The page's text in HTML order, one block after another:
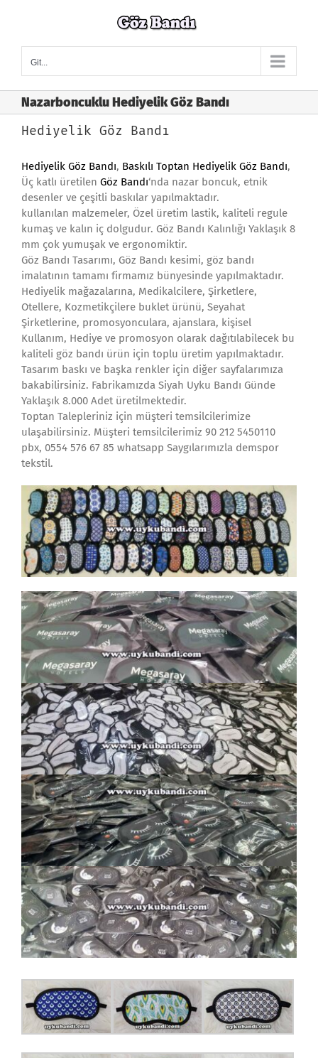
Git...
Nazarboncuklu Hediyelik Göz Bandı
Hediyelik Göz Bandı
Hediyelik Göz Bandı, Baskılı Toptan Hediyelik Göz Bandı,
Üç katlı üretilen Göz Bandı‘nda nazar boncuk, etnik
desenler ve çeşitli baskılar yapılmaktadır.
kullanılan malzemeler, Özel üretim lastik, kaliteli regule
kumaş ve kalın iç dolgudur. Göz Bandı Kalınlığı Yaklaşık 8
mm çok yumuşak ve ergonomiktir.
Göz Bandı Tasarımı, Göz Bandı kesimi, göz bandı
imalatının tamamı firmamız bünyesinde yapılmaktadır.
Hediyelik mağazalarına, Medikalcilere, Şirketlere,
Otellere, Kozmetikçilere buklet ürünü, Seyahat
Şirketlerine, promosyonculara, ajanslara, kişisel
Kullanım, Hediye ve promosyon olarak dağıtılabilecek bu
kaliteli göz bandı ürün için toplu üretim yapılmaktadır.
Tasarım baskı ve başka renkler için diğer sayfalarımıza
bakabilirsiniz. Fabrikamızda Siyah Uyku Bandı Günde
Yaklaşık 8.000 Adet üretilmektedir.
Toptan Talepleriniz için müşteri temsilcilerimize
ulaşabilirsiniz. Müşteri temsilcilerimiz 90 212 5450110
pbx, 0554 576 67 85 whatsapp Saygılarımızla demspor
tekstil.